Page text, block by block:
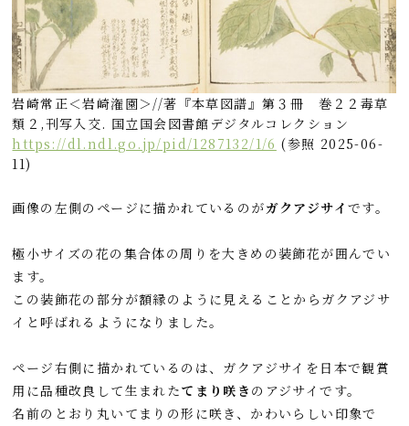
岩崎常正＜岩崎潅園＞//著『本草図譜』第３冊 巻２２毒草
類２,刊写入交. 国立国会図書館デジタルコレクション
https://dl.ndl.go.jp/pid/1287132/1/6 (参照 2025-06-
11)
画像の左側のページに描かれているのがガクアジサイです。
極小サイズの花の集合体の周りを大きめの装飾花が囲んでい
ます。
この装飾花の部分が額縁のように見えることからガクアジサ
イと呼ばれるようになりました。
ページ右側に描かれているのは、ガクアジサイを日本で観賞
用に品種改良して生まれたてまり咲き のアジサイです。
名前のとおり丸いてまりの形に咲き、かわいらしい印象で